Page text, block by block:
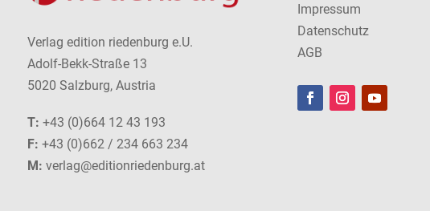
Verlag edition riedenburg e.U.
Adolf-Bekk-Straße 13
5020 Salzburg, Austria
T: +43 (0)664 12 43 193
F: +43 (0)662 / 234 663 234
M: verlag@editionriedenburg.at
Impressum
Datenschutz
AGB